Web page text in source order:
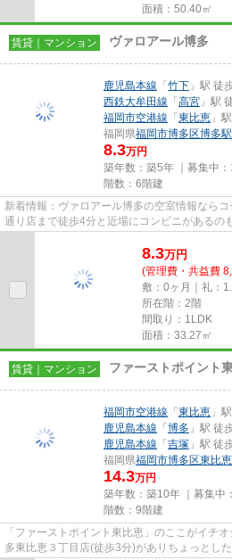
面積：50.40㎡
賃貸｜マンション ヴァロアール博多
鹿児島本線 「竹下 」駅 徒
西鉄大牟田線 「高宮 」駅
福岡市空港線 「東比恵 」
福岡県福岡市博多区博多
8.3万円
築年数：築5年 ｜募集中：
階数：6階建
新着情報：ヴァロアール博多の空室情報なら
通り店まで徒歩4分と近場にコンビニがあるの
物件は、落ち着きのある室内が...
8.3万円
(管理費・共益費
敷：0ヶ月｜礼：
所在階：2階
間取り：1LDK
面積：33.27㎡
賃貸｜マンション ファーストポイント
福岡市空港線 「東比恵 」
鹿児島本線 「博多 」駅 徒
鹿児島本線 「吉塚 」駅 徒
福岡県福岡市博多区東比恵
14.3万円
築年数：築10年 ｜募集中：
階数：9階建
「ファーストポイント東比恵」のここがイチ
多東比恵３丁目店(徒歩3分)がありちょっとし